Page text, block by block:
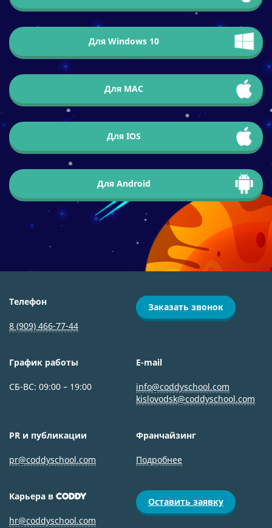
Для Windows 10
Для МАС
Для IOS
Для Android
Телефон
8 (909) 466-77-44
Заказать звонок
График работы
СБ-ВС: 09:00 – 19:00
E-mail
info@coddyschool.com
kislovodsk@coddyschool.com
PR и публикации
pr@coddyschool.com
Франчайзинг
Подробнее
Карьера в CODDY
hr@coddyschool.com
Оставить заявку